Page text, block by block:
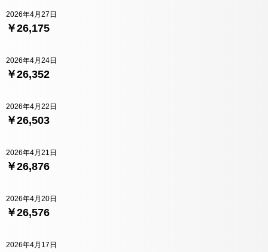
￥26,175
2026年4月27日
￥26,352
2026年4月24日
￥26,503
2026年4月22日
￥26,876
2026年4月21日
￥26,576
2026年4月20日
2026年4月17日